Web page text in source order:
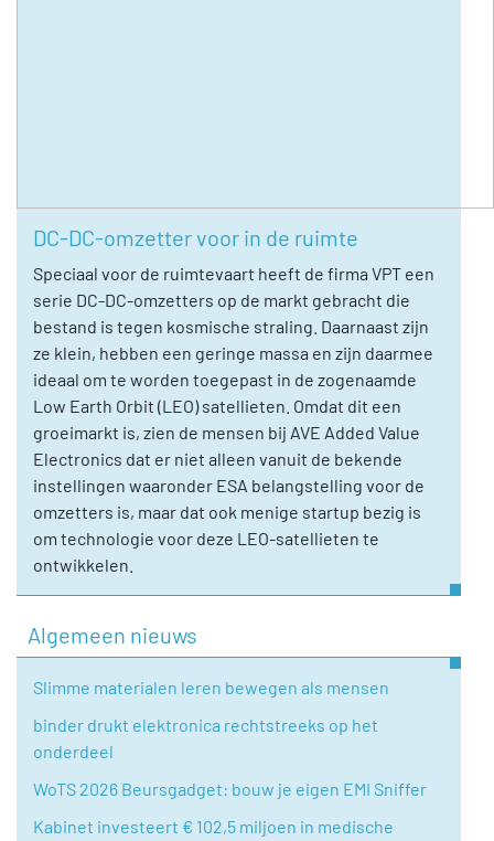
DC-DC-omzetter voor in de ruimte
Speciaal voor de ruimtevaart heeft de firma VPT een
serie DC-DC-omzetters op de markt gebracht die
bestand is tegen kosmische straling. Daarnaast zijn
ze klein, hebben een geringe massa en zijn daarmee
ideaal om te worden toegepast in de zogenaamde
Low Earth Orbit (LEO) satellieten. Omdat dit een
groeimarkt is, zien de mensen bij AVE Added Value
Electronics dat er niet alleen vanuit de bekende
instellingen waaronder ESA belangstelling voor de
omzetters is, maar dat ook menige startup bezig is
om technologie voor deze LEO-satellieten te
ontwikkelen.
Algemeen nieuws
Slimme materialen leren bewegen als mensen
binder drukt elektronica rechtstreeks op het
onderdeel
WoTS 2026 Beursgadget: bouw je eigen EMI Sniffer
Kabinet investeert € 102,5 miljoen in medische